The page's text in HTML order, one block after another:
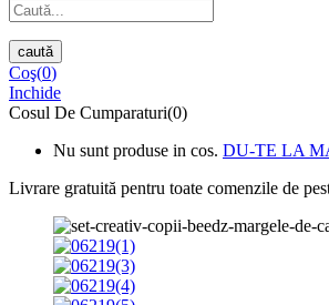
caută
Coş(0)
Inchide
Cosul De Cumparaturi(0)
Nu sunt produse in cos. DU-TE LA
Livrare gratuită pentru toate comenzile de